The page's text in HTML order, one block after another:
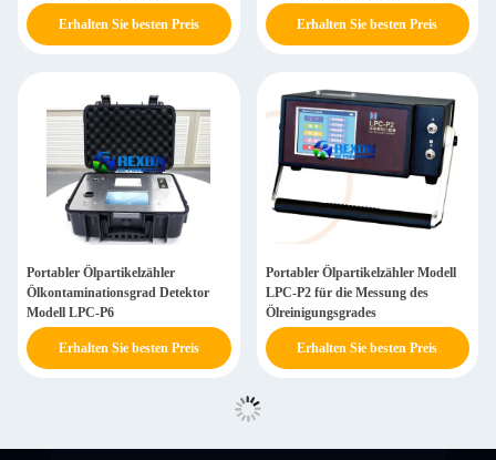
Kraftwerksnutzung
Erhalten Sie besten Preis
Erhalten Sie besten Preis
Portabler Ölpartikelzähler
Ölkontaminationsgrad Detektor
Modell LPC-P6
Erhalten Sie besten Preis
Portabler Ölpartikelzähler Modell
LPC-P2 für die Messung des
Ölreinigungsgrades
Erhalten Sie besten Preis